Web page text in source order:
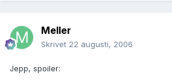
Meller
Skrivet 22 augusti, 2006
Jepp, spoiler: